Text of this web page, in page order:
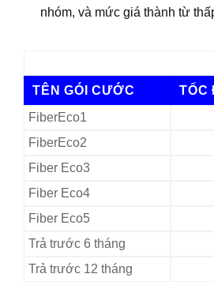
nhóm, và mức giá thành từ
TÊN GÓI CƯỚC TỐC
FiberEco1
FiberEco2
Fiber Eco3
Fiber Eco4
Fiber Eco5
Trả trước 6 tháng
Trả trước 12 tháng